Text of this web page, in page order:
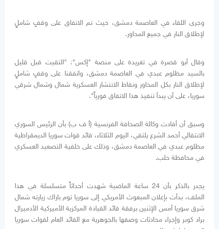
وجرى اللقاء في العاصمة دمشق، حيث تم الاتفاق على وقفٍ شاملٍ
لإطلاق النار في جميع المحاور.
وقال أبو قصرة في تغريدة على منصة "إكس": "التقيت قبل قليل
بالسيد مظلوم عبدي في العاصمة دمشق، واتفقنا على وقفٍ شاملٍ
لإطلاق النار بكل المحاور ونقاط الانتشار العسكرية شمال وشمال شرقي
سوريا، على أن يبدأ تنفيذ هذا الاتفاق فورياً".
وسبق أن أفادت وكالة الصحافة الفرنسية (أ ف ب) بأن الرئيس السوري
الانتقالي أحمد الشرع يلتقي، اليوم الثلاثاء، قائد قوات سوريا الديمقراطية
مظلوم عبدي في العاصمة دمشق، وذلك على خلفية التصعيد العسكري
في محافظة حلب.
يجدر بالذكر بأن 24 ساعة الماضية شهدت أحداثاً متسلسلة في هذا
الملف، بدأت بإعلان المبعوث الأمريكي إلى سوريا توم باراك زيارته شمال
شرق سوريا أمس الإثنين برفقة قائد القيادة المركزية الأميركية الأدميرال
براد كوبر وإجراء محادثات وصفها بالجوهرية مع القائد العام لقوات سوريا